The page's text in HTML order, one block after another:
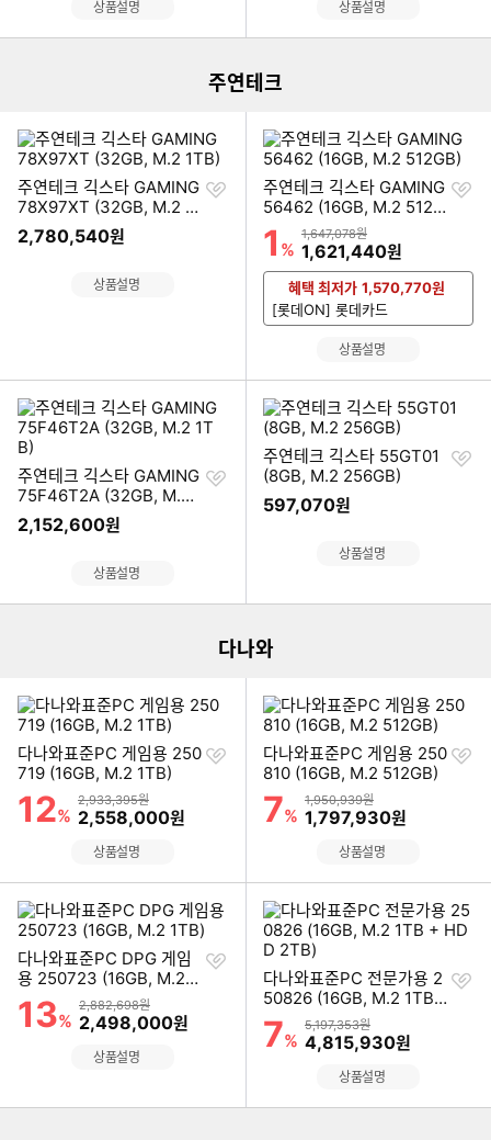
상품설명 상품설명
주연테크
주연테크 긱스타 GAMING
78X97XT (32GB, M.2 1
TB)
2,780,540원
찜
상품설명
주연테크 긱스타 GAMING
56462 (16GB, M.2 512G
B)
할인률
1 %
상품금액
1,647,078원
할인금액
1,621,440원
찜
혜택 최저가 1,570,770원
[롯데ON] 롯데카드
상품설명
주연테크 긱스타 GAMING
75F46T2A (32GB, M.2
1TB)
2,152,600원
찜
상품설명
주연테크 긱스타 55GT01
(8GB, M.2 256GB)
597,070원
찜
상품설명
다나와
다나와표준PC 게임용 250
719 (16GB, M.2 1TB)
할인률
12%
상품금액
2,933,395원
할인금액
2,558,000원
찜
상품설명
다나와표준PC 게임용 250
810 (16GB, M.2 512GB)
할인률
7%
상품금액
1,950,939원
할인금액
1,797,930원
찜
상품설명
다나와표준PC DPG 게임
용 250723 (16GB, M.2 1
TB)
할인률
13%
상품금액
2,882,698원
할인금액
2,498,000원
찜
상품설명
다나와표준PC 전문가용 2
50826 (16GB, M.2 1TB
+ HDD 2TB)
할인률
7%
상품금액
5,197,353원
할인금액
4,815,930원
찜
상품설명